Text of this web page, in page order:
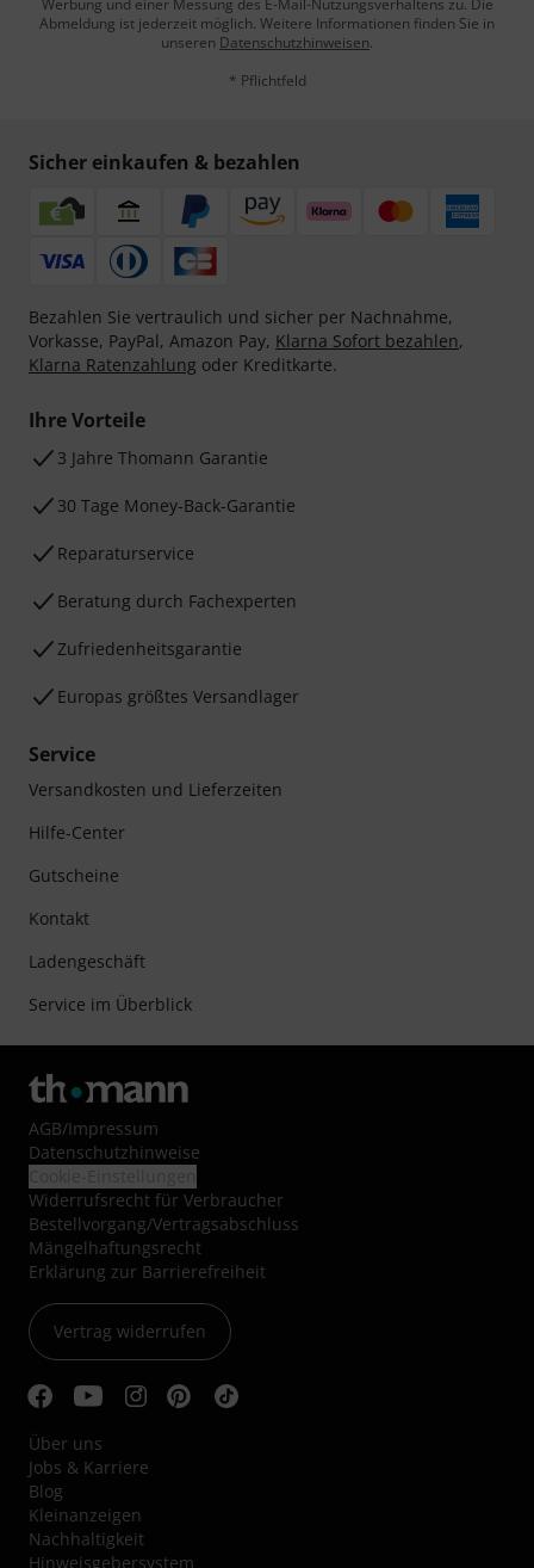
Werbung und einer Messung des E-Mail-Nutzungsverhaltens zu. Die
Abmeldung ist jederzeit möglich. Weitere Informationen finden Sie in
unseren Datenschutzhinweisen.
* Pflichtfeld
Sicher einkaufen & bezahlen
Bezahlen Sie vertraulich und sicher per Nachnahme,
Vorkasse, PayPal, Amazon Pay, Klarna Sofort bezahlen,
Klarna Ratenzahlung oder Kreditkarte.
Ihre Vorteile
3 Jahre Thomann Garantie
30 Tage Money-Back-Garantie
Reparaturservice
Beratung durch Fachexperten
Zufriedenheitsgarantie
Europas größtes Versandlager
Service
Versandkosten und Lieferzeiten
Hilfe-Center
Gutscheine
Kontakt
Ladengeschäft
Service im Überblick
AGB/Impressum
Datenschutzhinweise
Widerrufsrecht für Verbraucher
Bestellvorgang/Vertragsabschluss
Mängelhaftungsrecht
Erklärung zur Barrierefreiheit
Vertrag widerrufen
Über uns
Jobs & Karriere
Blog
Kleinanzeigen
Nachhaltigkeit
Hinweisgebersystem